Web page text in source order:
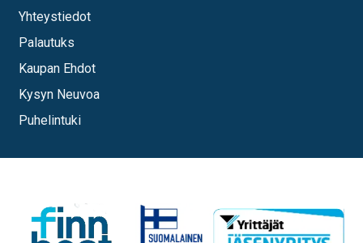
Yhteystiedot
Palautuks
Kaupan Ehdot
Kysyn Neuvoa
Puhelintuki